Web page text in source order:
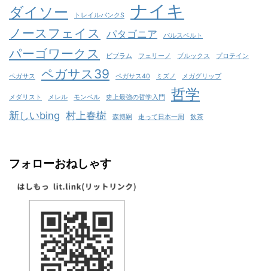
ダイソー トレイルバンクS ナイキ
ノースフェイス パタゴニア パルスベルト
パーゴワークス ビブラム フェリーノ ブルックス プロテイン
ペガサス ペガサス39 ペガサス40 ミズノ メガグリップ
メダリスト メレル モンベル 史上最強の哲学入門 哲学
新しいbing 村上春樹 森博嗣 走って日本一周 飲茶
フォローおねしゃす